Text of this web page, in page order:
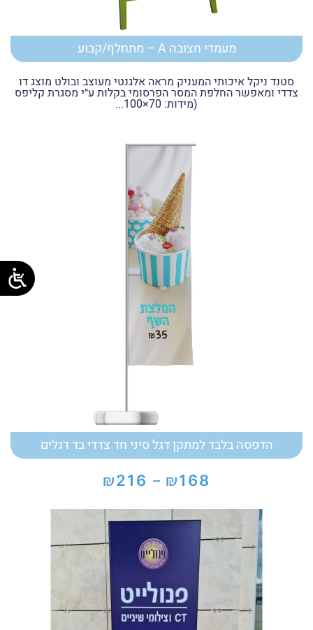
מעמדי חצובה A – מתחלף/קבוע
סטנד ניקל איכותי המעניק מראה אלגנטי מעוצב ובולט מוצג דו
צדדי ומאפשר החלפת המסר הפרסומי בקלות ע״י מסגרת קליפס
(מידות: 70×100...
הדפסה בלבד למתקן דגל סיני חד צדדי בד דגלים
₪168
–
₪216טווח
⁦₪168⁩
עד
⁦₪216⁩